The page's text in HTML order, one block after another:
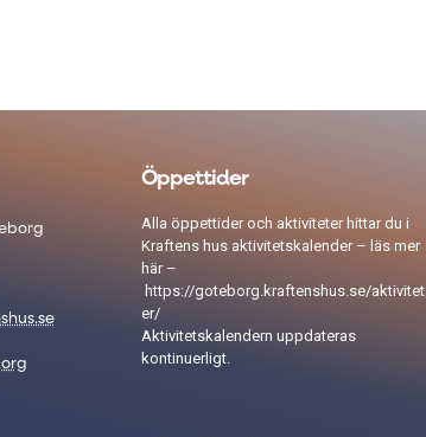
Öppettider
Alla öppettider och aktiviteter hittar du i
Kraftens hus aktivitetskalender – läs mer
här –
https://goteborg.kraftenshus.se/aktivitet
er/
Aktivitetskalendern uppdateras
kontinuerligt.